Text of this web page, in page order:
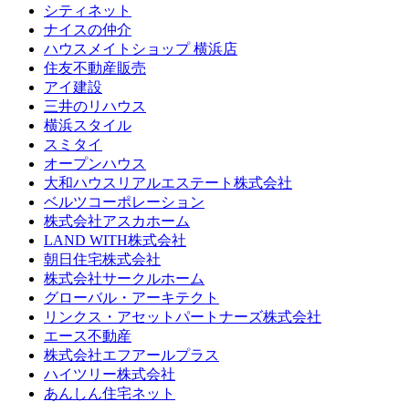
シティネット
ナイスの仲介
ハウスメイトショップ 横浜店
住友不動産販売
アイ建設
三井のリハウス
横浜スタイル
スミタイ
オープンハウス
大和ハウスリアルエステート株式会社
ベルツコーポレーション
株式会社アスカホーム
LAND WITH株式会社
朝日住宅株式会社
株式会社サークルホーム
グローバル・アーキテクト
リンクス・アセットパートナーズ株式会社
エース不動産
株式会社エフアールプラス
ハイツリー株式会社
あんしん住宅ネット